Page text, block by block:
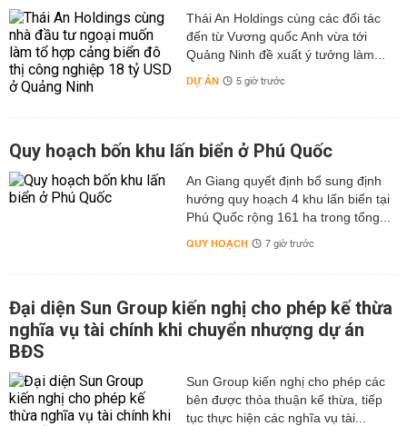
Thái An Holdings cùng các đối tác
đến từ Vương quốc Anh vừa tới
Quảng Ninh đề xuất ý tưởng làm...
DỰ ÁN 5 giờ trước
Quy hoạch bốn khu lấn biển ở Phú Quốc
An Giang quyết định bổ sung định
hướng quy hoạch 4 khu lấn biển tại
Phú Quốc rộng 161 ha trong tổng...
QUY HOẠCH 7 giờ trước
Đại diện Sun Group kiến nghị cho phép kế thừa
nghĩa vụ tài chính khi chuyển nhượng dự án
BĐS
Sun Group kiến nghị cho phép các
bên được thỏa thuận kế thừa, tiếp
tục thực hiện các nghĩa vụ tài...